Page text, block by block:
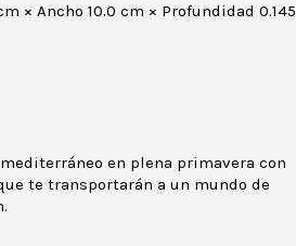
× Ancho 10.0 cm × Profundidad 0.145
en plena primavera con
te transportarán a un mundo de